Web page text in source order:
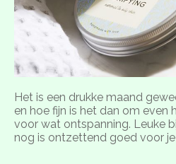
Het is een drukke maand
en hoe fijn is het dan om even
voor wat ontspanning. Leuke
nog is ontzettend goed voor